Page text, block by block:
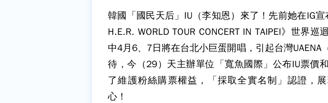
韓國「國民天后」IU（李知恩）來了！先前她在IG
H.E.R. WORLD TOUR CONCERT IN TAIPEI》世界
中4月6、7日將在台北小巨蛋開唱，引起台灣UAENA
待，今（29）天主辦單位「寬魚國際」公布IU票價
了維護粉絲購票權益，「採取全實名制」認證，
心！